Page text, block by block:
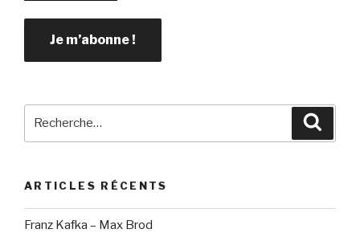
ARTICLES RÉCENTS
Franz Kafka – Max Brod